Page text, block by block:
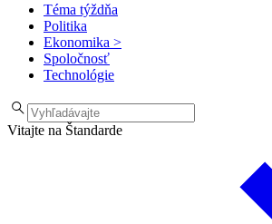
Téma týždňa
Politika
Ekonomika >
Spoločnosť
Technológie
Vitajte na Štandarde